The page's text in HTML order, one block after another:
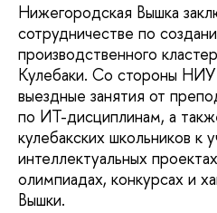
Нижегородская Вышка
сотрудничестве по
производственного
Кулебаки. Со стороны
выездные занятия от
по ИТ-дисциплинам, а
кулебакских школьников к
интеллектуальных
олимпиадах, конкурсах и
Вышки.